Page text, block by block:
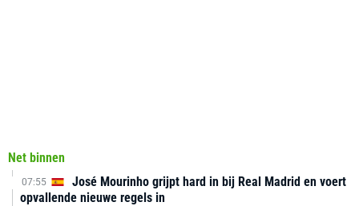
Net binnen
07:55
José Mourinho grijpt hard in bij Real Madrid en voert
opvallende nieuwe regels in